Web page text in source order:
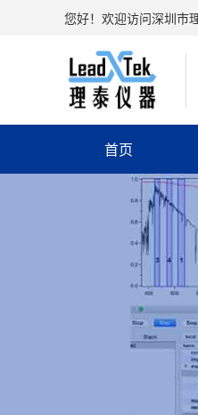
您好！欢迎访问深圳市
首页